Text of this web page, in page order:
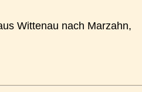
Wittenau nach Marzahn,